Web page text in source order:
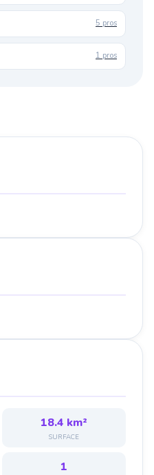
5 pros
1 pros
18.4 km²
SURFACE
1